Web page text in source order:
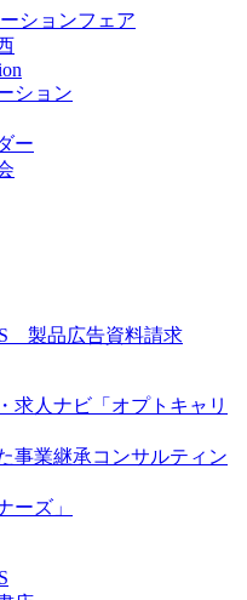
ションフェア
ション
ー
製品広告資料請求
求人ナビ「オプトキャリ
事業継承コンサルティン
ーズ」